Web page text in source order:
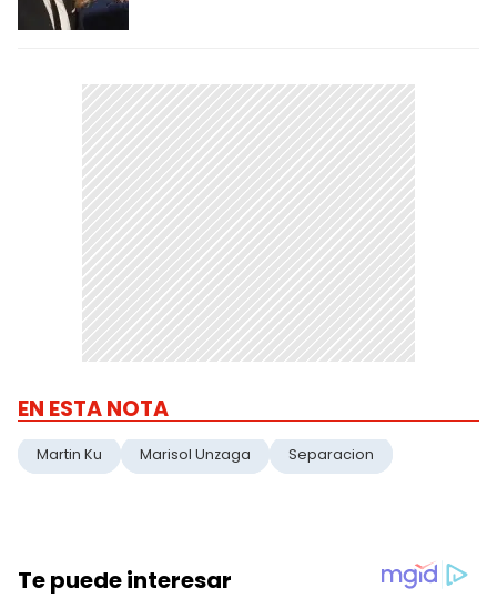
EN ESTA NOTA
Martin Ku Marisol Unzaga Separacion